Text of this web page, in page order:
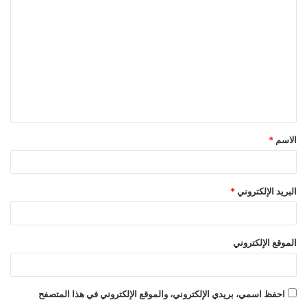
ق
*
الاسم *
البريد الإلكتروني *
الموقع الإلكتروني
احفظ اسمي، بريدي الإلكتروني، والموقع الإلكتروني في هذا المتصفح